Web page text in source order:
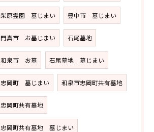
柴原霊園 墓じまい 豊中市 墓じまい
門真市 お墓じまい 石尾墓地
和泉市 お墓 石尾墓地 墓じまい
忠岡町 墓じまい 和泉市忠岡町共有墓地
忠岡町共有墓地
忠岡町共有墓地 墓じまい